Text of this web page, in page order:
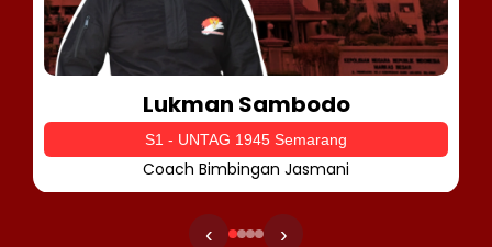
Lukman Sambodo
S1 - UNTAG 1945 Semarang
Coach Bimbingan Jasmani
‹ ›